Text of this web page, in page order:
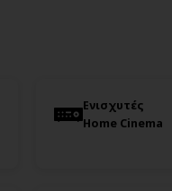
Ενισχυτές
Home Cinema